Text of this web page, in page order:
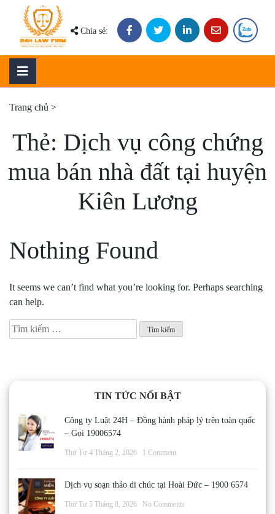
content
Chia sẻ:
Trang chủ >
Thẻ: Dịch vụ công chứng
mua bán nhà đất tại huyện
Kiên Lương
Nothing Found
It seems we can’t find what you’re looking for. Perhaps searching
can help.
Tìm
kiếm
TIN TỨC NỔI BẬT
Công ty Luật 24H – Đồng hành pháp lý trên toàn quốc
– Gọi 19006574
Thứ Tư 4 Tháng 2, 2026 1 Comment
Dịch vụ soạn thảo di chúc tại Hoài Đức – 1900 6574
Thứ Tư 5 Tháng 8, 2026 No Comments